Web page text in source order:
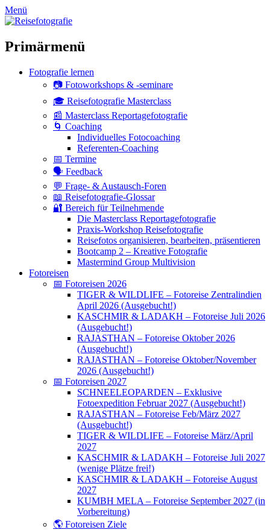
zum
Inhalt
Menü
Primärmenü
Fotografie lernen
📷 Fotoworkshops & -seminare
🎓 Reisefotografie Masterclass
📰 Masterclass Reportagefotografie
🌀 Coaching
Individuelles Fotocoaching
Referenten-Coaching
📅 Termine
🗣 Feedback
💬 Frage- & Austausch-Foren
📖 Reisefotografie-Glossar
🔐 Bereich für Teilnehmende
Die Masterclass Reportagefotografie
Praxis-Workshop Reisefotografie
Reisefotos organisieren, bearbeiten, präsentieren
Bootcamp 2 – Kreative Fotografie
Mastermind Group Multivision
Fotoreisen
📅 Fotoreisen 2026
TIGER & WILDLIFE – Fotoreise Zentralindien
April 2026 (Ausgebucht!)
KASCHMIR & LADAKH – Fotoreise Juli 2026
(Ausgebucht!)
RAJASTHAN – Fotoreise Oktober 2026
(Ausgebucht!)
RAJASTHAN – Fotoreise Oktober/November
2026 (Ausgebucht!)
📅 Fotoreisen 2027
SCHNEELEOPARDEN – Exklusive
Fotoexpedition Februar 2027 (Ausgebucht!)
RAJASTHAN – Fotoreise Feb/März 2027
(Ausgebucht!)
TIGER & WILDLIFE – Fotoreise März/April
2027
KASCHMIR & LADAKH – Fotoreise Juli 2027
(wenige Plätze frei!)
KASCHMIR & LADAKH – Fotoreise August
2027
KUMBH MELA – Fotoreise September 2027 (in
Vorbereitung)
🌎 Fotoreisen Ziele